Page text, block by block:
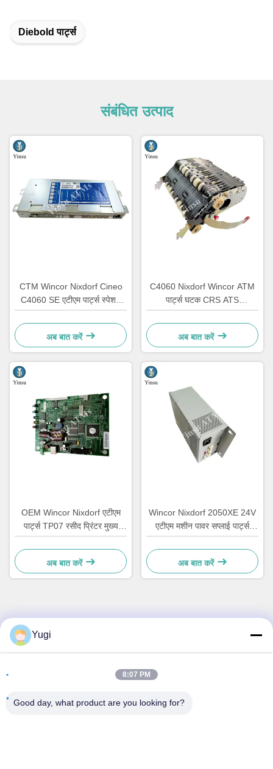
Diebold पार्ट्स
संबंधित उत्पाद
CTM Wincor Nixdorf Cineo
C4060 SE एटीएम पार्ट्स स्पेशल
इलेक्ट्रॉनिक्स 1750147868
अब बात करें
C4060 Nixdorf Wincor ATM
पार्ट्स घटक CRS ATS
Centralization Unit AU मॉड्यूल
1750134478
अब बात करें
OEM Wincor Nixdorf एटीएम
पार्ट्स TP07 रसीद प्रिंटर मुख्य
पीसीबी नियंत्रक बोर्ड
01750063547
अब बात करें
Wincor Nixdorf 2050XE 24V
एटीएम मशीन पावर सप्लाई पार्ट्स
01750069162 1750069162
अब बात करें
त्वरित संपर्क करें
कक्ष 502, भवन 5, क्विडे रियल एस्टेट पार्क, नंबर 2-1, Xingye
Foshan, Guangdong, चीन
Yugi
8:07 PM
Good day, what product are you looking for?